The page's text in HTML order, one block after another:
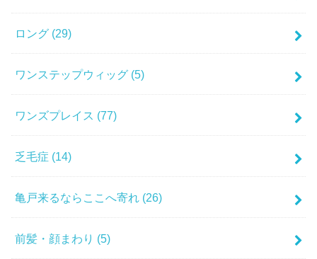
ロング (29)
ワンステップウィッグ (5)
ワンズプレイス (77)
乏毛症 (14)
亀戸来るならここへ寄れ (26)
前髪・顔まわり (5)